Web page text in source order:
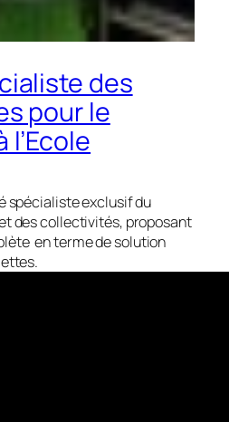
des
pour le
l’Ecole
spécialiste exclusif du
des collectivités, proposant
en terme de solution